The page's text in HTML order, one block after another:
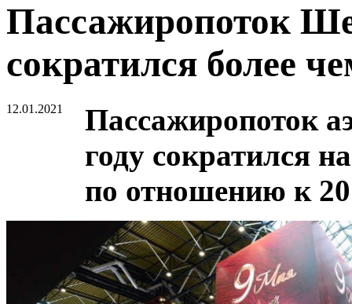
Пассажиропоток
сократился более
12.01.2021
Пассажиропоток
году сократился
по отношению к